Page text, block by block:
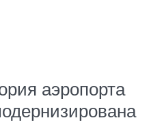
аэропорта